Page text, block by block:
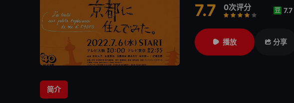
7.7 0次评分
很差
较差还行推荐
力荐
豆 7.7
播放 分享
简介